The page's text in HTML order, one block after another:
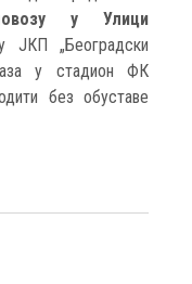
у Улици
„Београдски
у стадион ФК
без обуставе